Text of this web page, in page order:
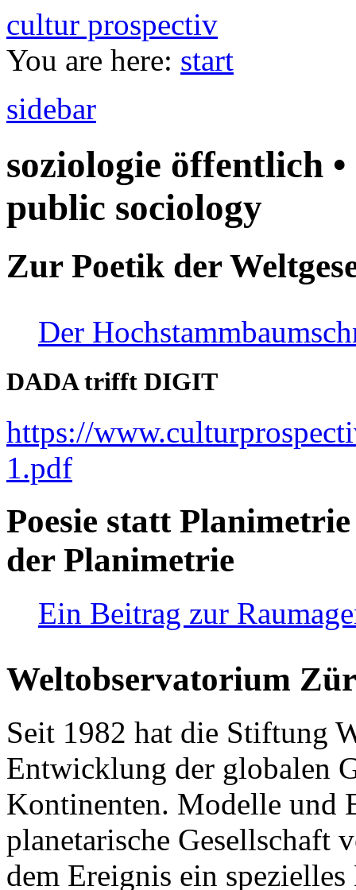
cultur prospectiv
You are here: start
sidebar
soziologie öffentlich
public sociology
Zur Poetik der
Der
DADA trifft DIGIT
https://
1.pdf
Poesie statt
der Planimetrie
Ein Beitrag zur
Weltobservatorium
Seit 1982 hat die Stiftung
Entwicklung der globalen
Kontinenten. Modelle und
planetarische Gesellschaft
dem Ereignis ein